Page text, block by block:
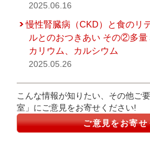
2025.06.16
慢性腎臓病（CKD）と食のリ
ルとのおつきあい その②多量
カリウム、カルシウム
2025.05.26
こんな情報が知りたい、その他ご
室」にご意見をお寄せください!
ご意見をお寄せ